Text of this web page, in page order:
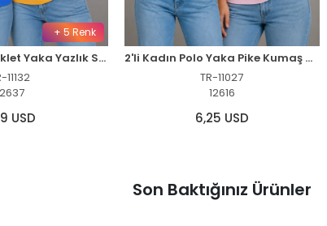
TR-11027
12616
6,25 USD
+ 2 Renk
TR-11026
12616
3,13 USD
Son Baktığınız Ürünler